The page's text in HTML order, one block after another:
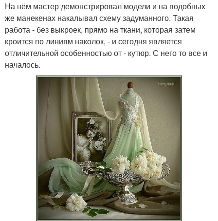
На нём мастер демонстрировал модели и на подобных
же манекенах накалывал схему задуманного. Такая
работа - без выкроек, прямо на ткани, которая затем
кроится по линиям наколок, - и сегодня является
отличительной особенностью от - кутюр. С него то все и
началось.